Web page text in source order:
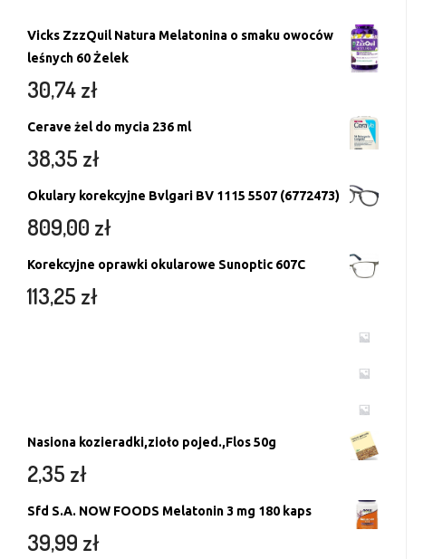
Vicks ZzzQuil Natura Melatonina o smaku owoców
leśnych 60 Żelek
30,74zł
Cerave żel do mycia 236 ml
38,35 zł
Okulary korekcyjne Bvlgari BV 1115 5507 (6772473)
809,00 zł
Korekcyjne oprawki okularowe Sunoptic 607C
113,25 zł
Nasiona kozieradki,zioło pojed.,Flos 50g
2,35 zł
Sfd S.A. NOW FOODS Melatonin 3 mg 180 kaps
39,99 zł